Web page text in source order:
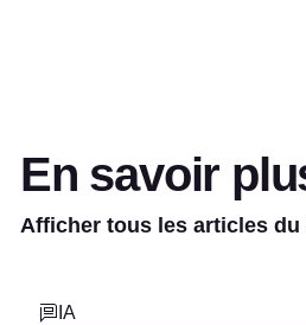
En savoir
Afficher tous les articles du
IA